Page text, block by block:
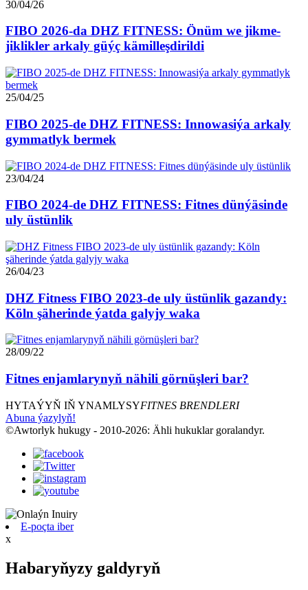
30/04/26
FIBO 2026-da DHZ FITNESS: Önüm we jikme-
jiklikler arkaly güýç kämilleşdirildi
25/04/25
FIBO 2025-de DHZ FITNESS: Innowasiýa arkaly
gymmatlyk bermek
23/04/24
FIBO 2024-de DHZ FITNESS: Fitnes dünýäsinde
uly üstünlik
26/04/23
DHZ Fitness FIBO 2023-de uly üstünlik gazandy:
Köln şäherinde ýatda galyjy waka
28/09/22
Fitnes enjamlarynyň nähili görnüşleri bar?
HYTAÝYŇ IŇ YNAMLYSYFITNES BRENDLERI
Abuna ýazylyň!
©Awtorlyk hukugy - 2010-2026: Ähli hukuklar goralandyr.
E-poçta iber
x
Habaryňyzy galdyryň